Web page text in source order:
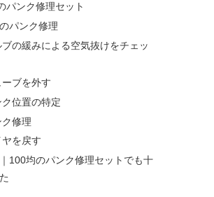
パンク修理セット
パンク修理
の緩みによる空気抜けをチェッ
ブを外す
位置の特定
修理
ヤを戻す
100均のパンク修理セットでも十